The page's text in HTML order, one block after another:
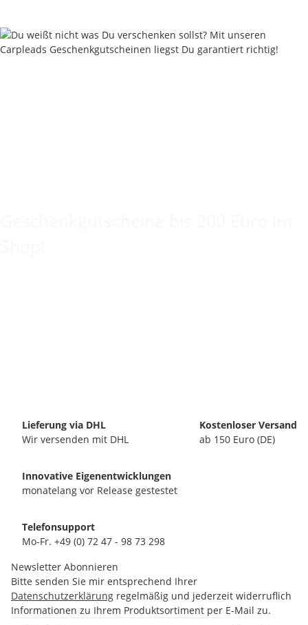
Lieferung via DHL
Wir versenden mit DHL
Kostenloser Versand
ab 150 Euro (DE)
Innovative Eigenentwicklungen
monatelang vor Release gestestet
Telefonsupport
Mo-Fr. +49 (0) 72 47 - 98 73 298
Newsletter Abonnieren
Bitte senden Sie mir entsprechend Ihrer
Datenschutzerklärung regelmäßig und jederzeit widerruflich
Informationen zu Ihrem Produktsortiment per E-Mail zu.